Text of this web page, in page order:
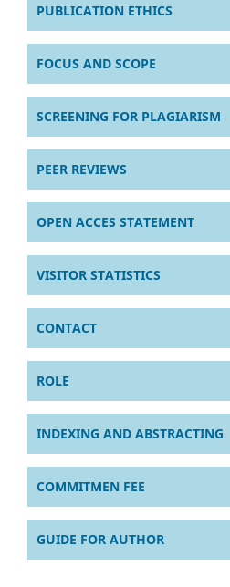
PUBLICATION ETHICS
FOCUS AND SCOPE
SCREENING FOR PLAGIARISM
PEER REVIEWS
OPEN ACCES STATEMENT
VISITOR STATISTICS
CONTACT
ROLE
INDEXING AND ABSTRACTING
COMMITMEN FEE
GUIDE FOR AUTHOR